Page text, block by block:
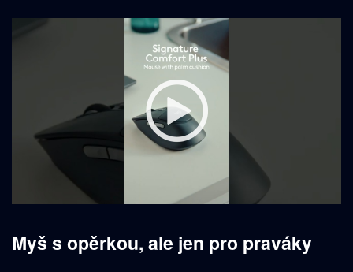
Myš s opěrkou, ale jen pro praváky